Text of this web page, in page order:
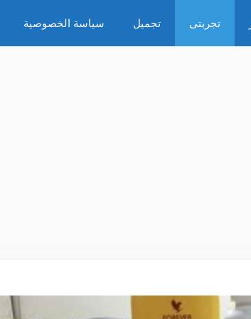
تجربتى تجميل سياسة الخصوصية